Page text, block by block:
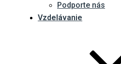
Podporte nás
Vzdelávanie